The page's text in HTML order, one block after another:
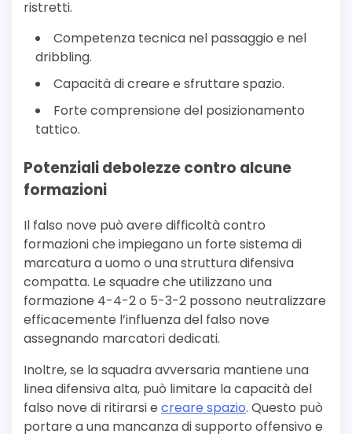
ristretti.
Competenza tecnica nel passaggio e nel
dribbling.
Capacità di creare e sfruttare spazio.
Forte comprensione del posizionamento
tattico.
Potenziali debolezze contro alcune
formazioni
Il falso nove può avere difficoltà contro
formazioni che impiegano un forte sistema di
marcatura a uomo o una struttura difensiva
compatta. Le squadre che utilizzano una
formazione 4-4-2 o 5-3-2 possono neutralizzare
efficacemente l’influenza del falso nove
assegnando marcatori dedicati.
Inoltre, se la squadra avversaria mantiene una
linea difensiva alta, può limitare la capacità del
falso nove di ritirarsi e creare spazio. Questo può
portare a una mancanza di supporto offensivo e